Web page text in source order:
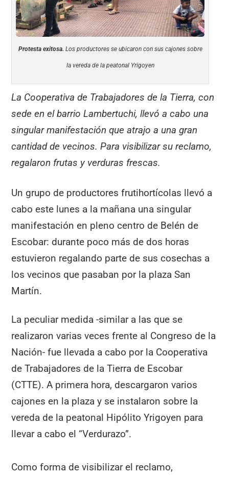
Protesta exitosa. Los productores se ubicaron con sus cajones sobre
la vereda de la peatonal Yrigoyen
La Cooperativa de Trabajadores de la Tierra, con
sede en el barrio Lambertuchi, llevó a cabo una
singular manifestación que atrajo a una gran
cantidad de vecinos. Para visibilizar su reclamo,
regalaron frutas y verduras frescas.
Un grupo de productores frutihortícolas llevó a
cabo este lunes a la mañana una singular
manifestación en pleno centro de Belén de
Escobar: durante poco más de dos horas
estuvieron regalando parte de sus cosechas a
los vecinos que pasaban por la plaza San
Martín.
La peculiar medida -similar a las que se
realizaron varias veces frente al Congreso de la
Nación- fue llevada a cabo por la Cooperativa
de Trabajadores de la Tierra de Escobar
(CTTE). A primera hora, descargaron varios
cajones en la plaza y se instalaron sobre la
vereda de la peatonal Hipólito Yrigoyen para
llevar a cabo el “Verdurazo”.
Como forma de visibilizar el reclamo,